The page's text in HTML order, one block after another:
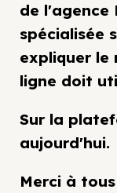
de l'agence
spécialisée
expliquer le
ligne doit
Sur la
aujourd'hui.
Merci à